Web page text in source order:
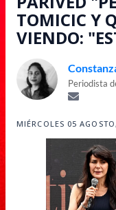
TOMICIC Y
VIENDO:
Periodista
MIÉRCOLES 05